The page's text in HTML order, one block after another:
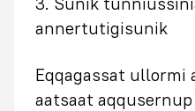
annertutigisunik
Eqqagassat ullormi
aatsaat